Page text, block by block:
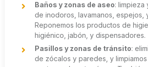
Baños y zonas de aseo: limpieza
de inodoros, lavamanos, espejos,
Reponemos los productos de
higiénico, jabón, y dispensadores.
Pasillos y zonas de tránsito:
de zócalos y paredes, y